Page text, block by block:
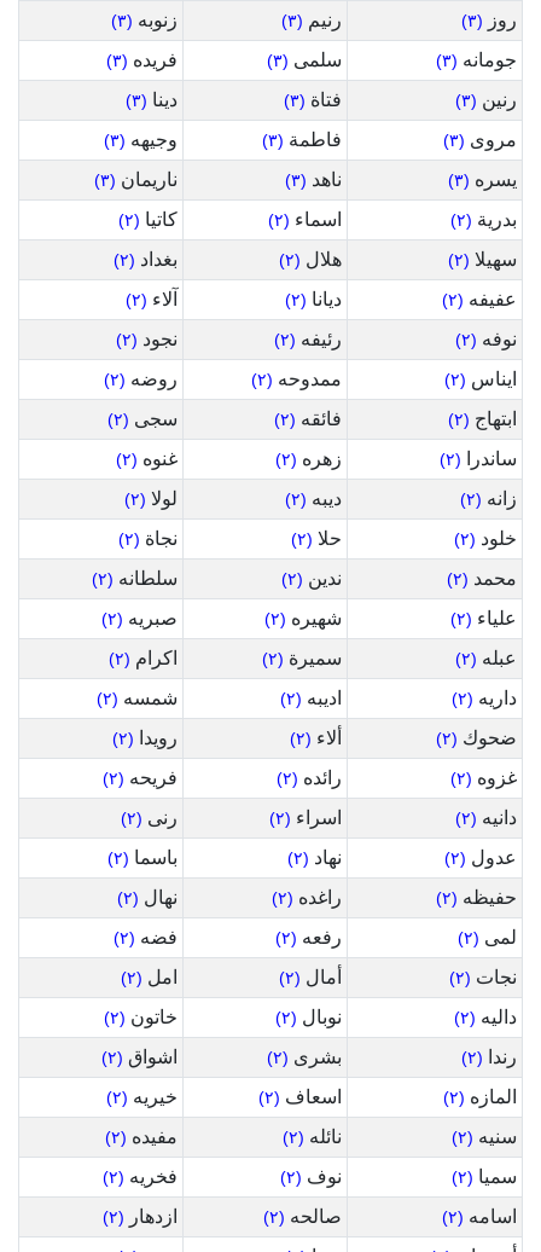
روز (٣) رنيم (٣) زنوبه (٣)
جومانه (٣) سلمى (٣) فريده (٣)
رنين (٣) فتاة (٣) دينا (٣)
مروى (٣) فاطمة (٣) وجيهه (٣)
يسره (٣) ناهد (٣) ناريمان (٣)
بدرية (٢) اسماء (٢) كاتيا (٢)
سهيلا (٢) هلال (٢) بغداد (٢)
عفيفه (٢) ديانا (٢) آلاء (٢)
نوفه (٢) رئيفه (٢) نجود (٢)
ايناس (٢) ممدوحه (٢) روضه (٢)
ابتهاج (٢) فائقه (٢) سجى (٢)
ساندرا (٢) زهره (٢) غنوه (٢)
زانه (٢) ديبه (٢) لولا (٢)
خلود (٢) حلا (٢) نجاة (٢)
محمد (٢) ندين (٢) سلطانه (٢)
علياء (٢) شهيره (٢) صبريه (٢)
عبله (٢) سميرة (٢) اكرام (٢)
داريه (٢) اديبه (٢) شمسه (٢)
ضحوك (٢) ألاء (٢) رويدا (٢)
غزوه (٢) رائده (٢) فريحه (٢)
دانيه (٢) اسراء (٢) رنى (٢)
عدول (٢) نهاد (٢) باسما (٢)
حفيظه (٢) راغده (٢) نهال (٢)
لمى (٢) رفعه (٢) فضه (٢)
نجات (٢) أمال (٢) امل (٢)
داليه (٢) نوبال (٢) خاتون (٢)
رندا (٢) بشرى (٢) اشواق (٢)
المازه (٢) اسعاف (٢) خيريه (٢)
سنيه (٢) نائله (٢) مفيده (٢)
سميا (٢) نوف (٢) فخريه (٢)
اسامه (٢) صالحه (٢) ازدهار (٢)